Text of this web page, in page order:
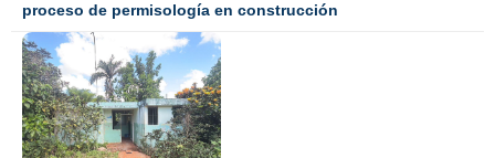
proceso de permisología en construcción